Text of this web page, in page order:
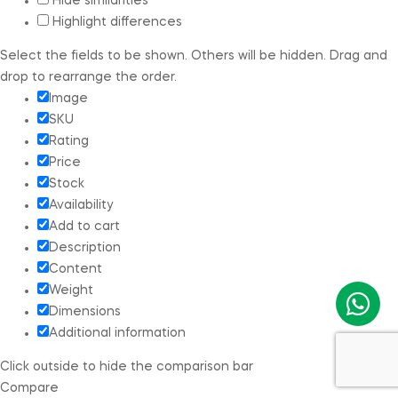
Highlight differences
Select the fields to be shown. Others will be hidden. Drag and
drop to rearrange the order.
Image
SKU
Rating
Price
Stock
Availability
Add to cart
Description
Content
Weight
Dimensions
Additional information
Click outside to hide the comparison bar
Compare